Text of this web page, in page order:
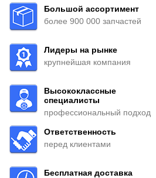
Большой ассортимент
более 900 000 запчастей
Лидеры на рынке
крупнейшая компания
Высококлассные
специалисты
профессиональный подход
Ответственность
перед клиентами
Бесплатная доставка